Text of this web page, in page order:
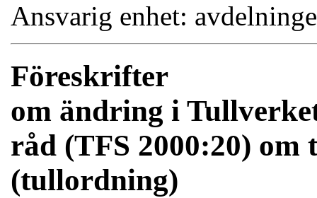
Ansvarig enhet:
Föreskrifter
om ändring i
råd (TFS 2000:20)
(tullordning)